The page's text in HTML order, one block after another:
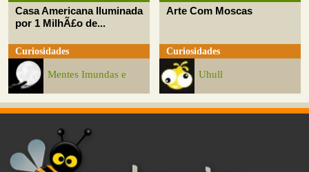
Casa Americana Iluminada
por 1 MilhÃ£o de...
Curiosidades
Mentes Imundas e
Arte Com Moscas
Curiosidades
Uhull